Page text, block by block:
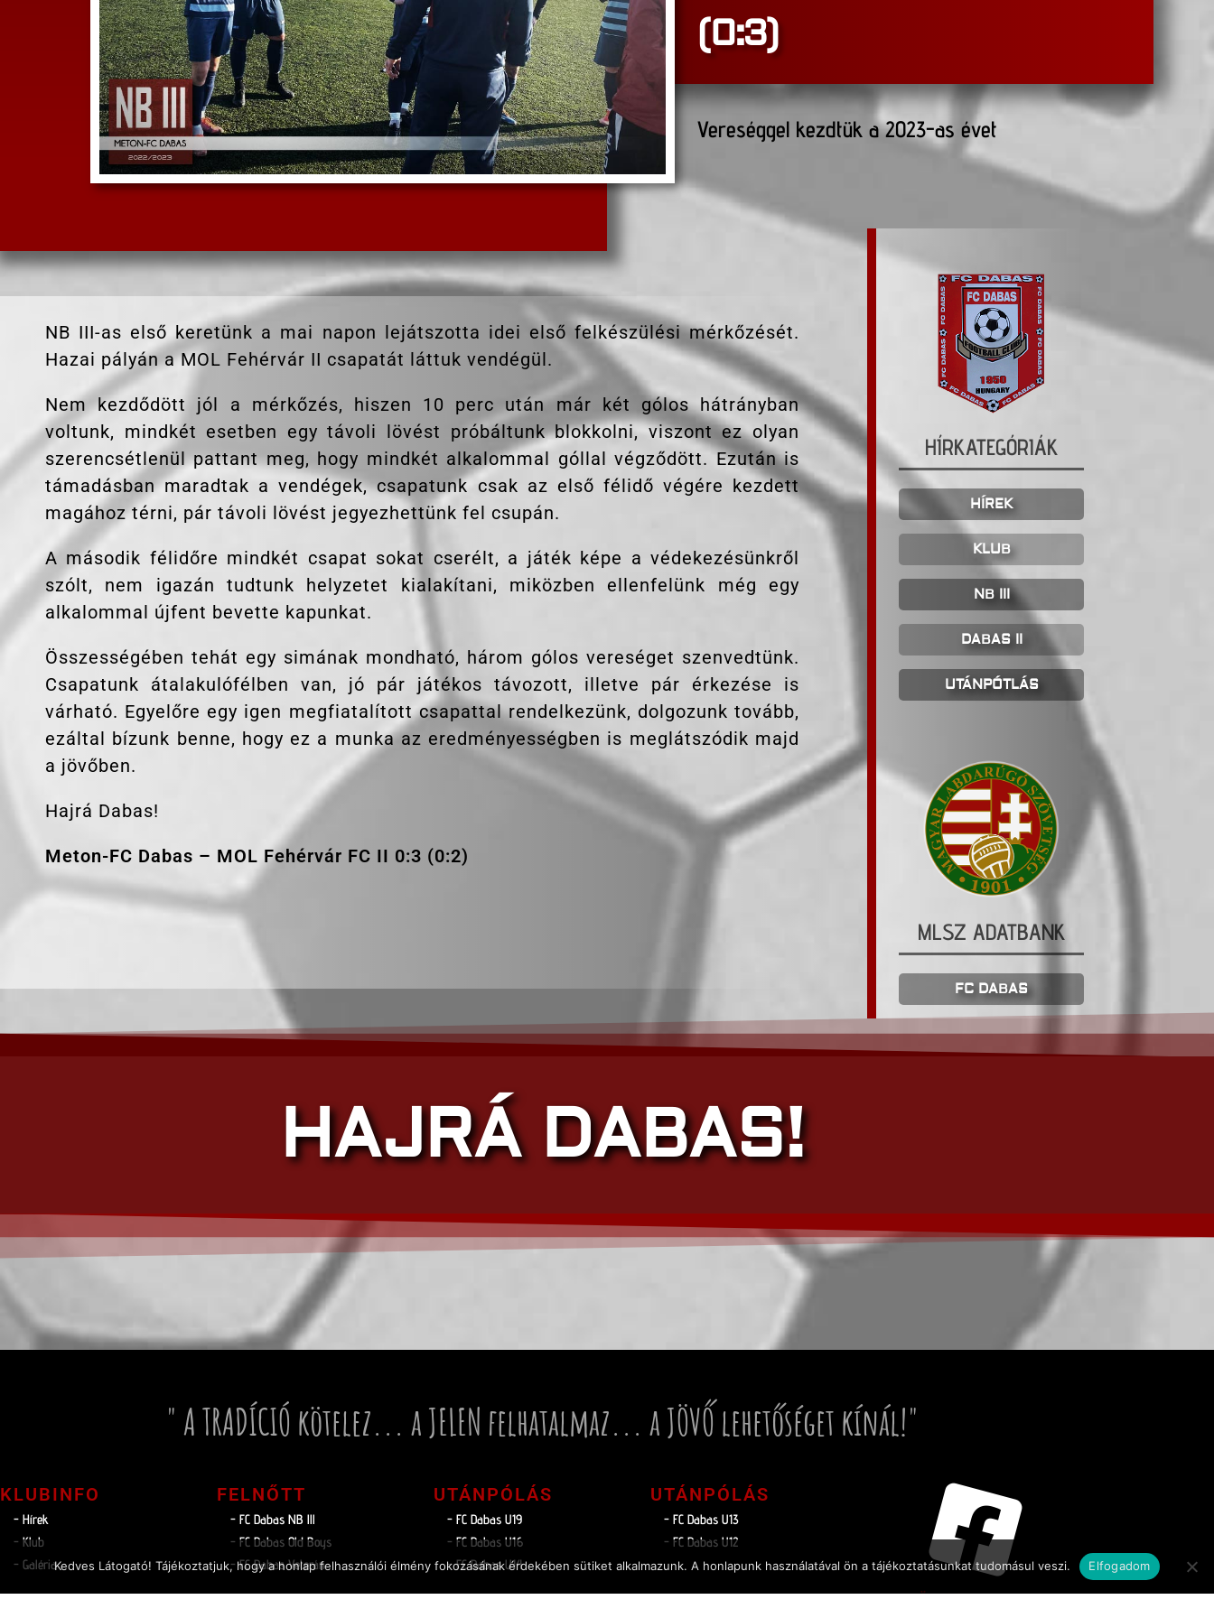
(0:3)
Vereséggel kezdtük a 2023-as évet
NB III-as első keretünk a mai napon lejátszotta idei első felkészülési mérkőzését.
Hazai pályán a MOL Fehérvár II csapatát láttuk vendégül.
Nem kezdődött jól a mérkőzés, hiszen 10 perc után már két gólos hátrányban
voltunk, mindkét esetben egy távoli lövést próbáltunk blokkolni, viszont ez olyan
szerencsétlenül pattant meg, hogy mindkét alkalommal góllal végződött. Ezután is
támadásban maradtak a vendégek, csapatunk csak az első félidő végére kezdett
magához térni, pár távoli lövést jegyezhettünk fel csupán.
A második félidőre mindkét csapat sokat cserélt, a játék képe a védekezésünkről
szólt, nem igazán tudtunk helyzetet kialakítani, miközben ellenfelünk még egy
alkalommal újfent bevette kapunkat.
Összességében tehát egy simának mondható, három gólos vereséget szenvedtünk.
Csapatunk átalakulófélben van, jó pár játékos távozott, illetve pár érkezése is
várható. Egyelőre egy igen megfiatalított csapattal rendelkezünk, dolgozunk tovább,
ezáltal bízunk benne, hogy ez a munka az eredményességben is meglátszódik majd
a jövőben.
Hajrá Dabas!
Meton-FC Dabas – MOL Fehérvár FC II 0:3 (0:2)
HÍRKATEGÓRIÁK
HÍREK
KLUB
NB III
DABAS II
UTÁNPÓTLÁS
MLSZ ADATBANK
FC DABAS
HAJRÁ DABAS!
" A TRADÍCIÓ kötelez... a JELEN felhatalmaz... a JÖVŐ lehetőséget kínál!"
KLUBINFO
- Hírek
- Klub
- Galéria
FELNŐTT
- FC Dabas NB lll
- FC Dabas Old Boys
- FC Dabas Veterán
UTÁNPÓLÁS
- FC Dabas U19
- FC Dabas U16
- FC Dabas U14
UTÁNPÓLÁS
- FC Dabas U13
- FC Dabas U12
KÖVESSEN MINKET!
Kedves Látogató! Tájékoztatjuk, hogy a honlap felhasználói élmény fokozásának érdekében sütiket alkalmazunk. A honlapunk használatával ön a tájékoztatásunkat tudomásul veszi. Elfogadom